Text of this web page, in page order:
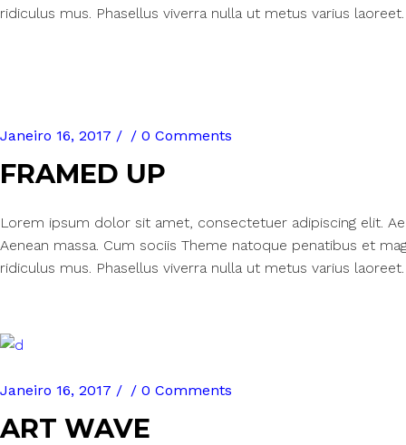
ridiculus mus. Phasellus viverra nulla ut metus varius
Janeiro 16, 2017 0 Comments
FRAMED UP
Lorem ipsum dolor sit amet, consectetuer adipiscing elit.
Aenean massa. Cum sociis Theme natoque penatibus et
ridiculus mus. Phasellus viverra nulla ut metus varius
Janeiro 16, 2017 0 Comments
ART WAVE